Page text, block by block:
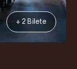
+ 2 Bilete